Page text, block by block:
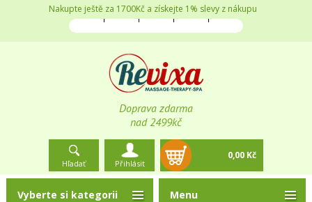
Doprava zdarma
nad 2499kč
Nakupte ještě za 1700Kč a získejte 1% slevy z nákupu
Hľadať Přihlásit
0,00 Kč
Vyberte si kategorii Menu